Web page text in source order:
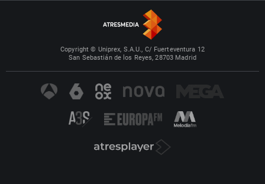
Copyright © Uniprex, S.A.U., C/ Fuerteventura 12
San Sebastián de los Reyes, 28703 Madrid